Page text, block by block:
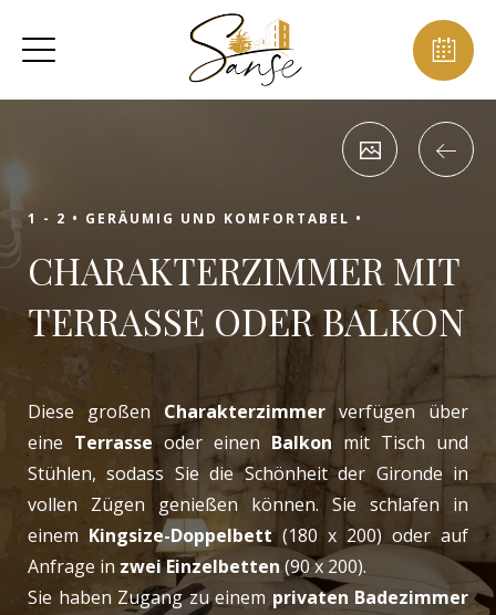
1 - 2 • GERÄUMIG UND KOMFORTABEL •
CHARAKTERZIMMER MIT
TERRASSE ODER BALKON
Diese großen Charakterzimmer verfügen über
eine Terrasse oder einen Balkon mit Tisch und
Stühlen, sodass Sie die Schönheit der Gironde in
vollen Zügen genießen können. Sie schlafen in
einem Kingsize-Doppelbett(180 x 200) oder auf
Anfrage in zwei Einzelbetten(90 x 200).
Sie haben Zugang zu einem privaten Badezimmer